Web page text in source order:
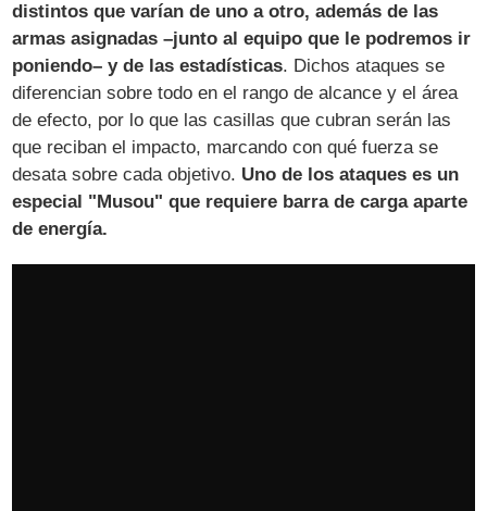
distintos que varían de uno a otro, además de las
armas asignadas –junto al equipo que le podremos ir
poniendo– y de las estadísticas. Dichos ataques se
diferencian sobre todo en el rango de alcance y el área
de efecto, por lo que las casillas que cubran serán las
que reciban el impacto, marcando con qué fuerza se
desata sobre cada objetivo. Uno de los ataques es un
especial "Musou" que requiere barra de carga aparte
de energía.